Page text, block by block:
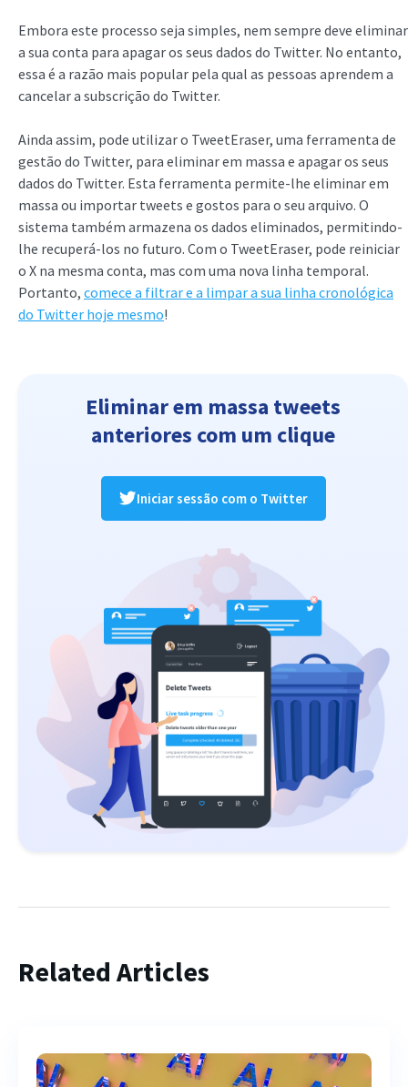
Embora este processo seja simples, nem sempre deve eliminar
a sua conta para apagar os seus dados do Twitter. No entanto,
essa é a razão mais popular pela qual as pessoas aprendem a
cancelar a subscrição do Twitter.
Ainda assim, pode utilizar o TweetEraser, uma ferramenta de
gestão do Twitter, para eliminar em massa e apagar os seus
dados do Twitter. Esta ferramenta permite-lhe eliminar em
massa ou importar tweets e gostos para o seu arquivo. O
sistema também armazena os dados eliminados, permitindo-
lhe recuperá-los no futuro. Com o TweetEraser, pode reiniciar
o X na mesma conta, mas com uma nova linha temporal.
Portanto, comece a filtrar e a limpar a sua linha cronológica
do Twitter hoje mesmo!
Eliminar em massa tweets
anteriores com um clique
Iniciar sessão com o Twitter
Related Articles